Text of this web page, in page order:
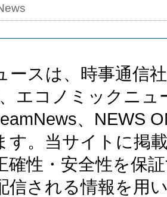
ースは、時事通信
エコノミックニ
、NEWS
す。当サイトに掲
確性・安全性を保
信される情報を用